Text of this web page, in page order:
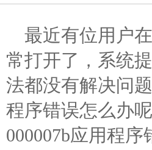
最近有位用户
常打开了，系统
法都没有解决问
程序错误怎么办
000007b应用程